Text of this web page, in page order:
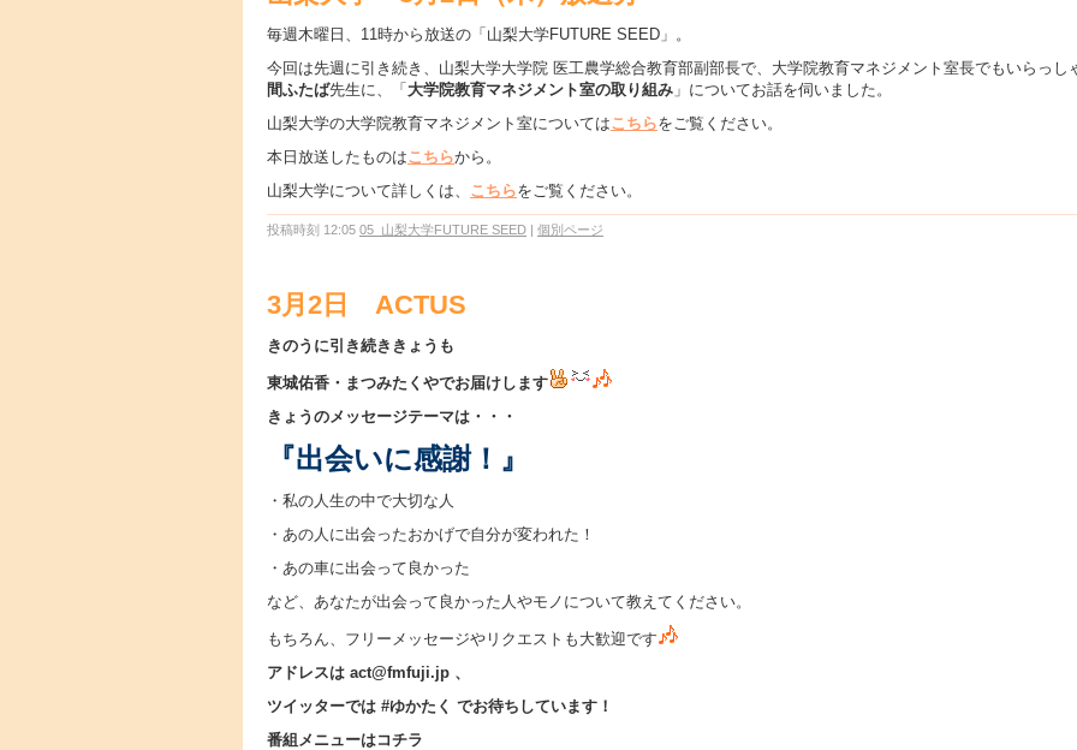
毎週木曜日、11時から放送の「山梨大学FUTURE SEED」。
今回は先週に引き続き、山梨大学大学院 医工農学総合教育部副部長で、大学院教育マネジメント室長でもいらっし
間ふたば先生に、「 大学院教育マネジメント室の取り組み 」についてお話を伺いました。
山梨大学の大学院教育マネジメント室についてはこちらをご覧ください。
本日放送したものはこちらから。
山梨大学について詳しくは、 こちらをご覧ください。
投稿時刻 12:05 05_山梨大学FUTURE SEED | 個別ページ
3月2日 ACTUS
きのうに引き続ききょうも
東城佑香・まつみたくやでお届けします
きょうのメッセージテーマは・・・
『出会いに感謝！』
・私の人生の中で大切な人
・あの人に出会ったおかげで自分が変われた！
・あの車に出会って良かった
など、あなたが出会って良かった人やモノについて教えてください。
もちろん、フリーメッセージやリクエストも大歓迎です
アドレスは act@fmfuji.jp 、
ツイッターでは #ゆかたく でお待ちしています！
番組メニューはコチラ